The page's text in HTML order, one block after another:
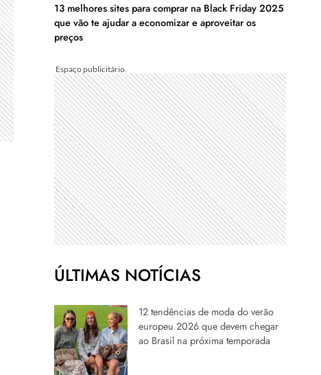
13 melhores sites para comprar na Black Friday 2025
que vão te ajudar a economizar e aproveitar os
preços
ÚLTIMAS NOTÍCIAS
12 tendências de moda do verão
europeu 2026 que devem chegar
ao Brasil na próxima temporada